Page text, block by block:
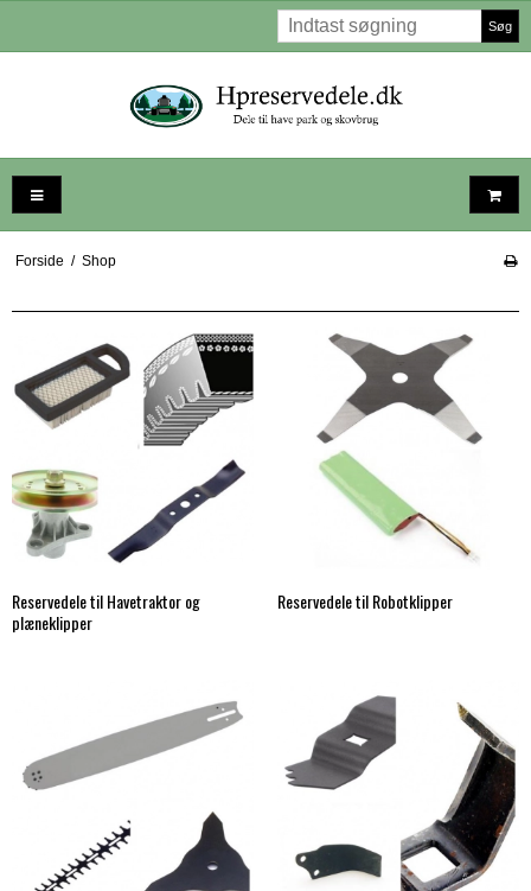
Søg
Forside / Shop
Reservedele til Havetraktor og
plæneklipper
Reservedele til Robotklipper